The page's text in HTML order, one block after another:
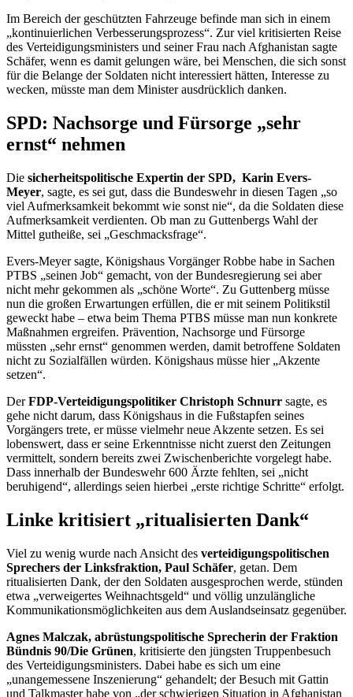
Im Bereich der geschützten Fahrzeuge befinde man sich in einem
„kontinuierlichen Verbesserungsprozess“. Zur viel kritisierten Reise
des Verteidigungsministers und seiner Frau nach Afghanistan sagte
Schäfer, wenn es damit gelungen wäre, bei Menschen, die sich sonst
für die Belange der Soldaten nicht interessiert hätten, Interesse zu
wecken, müsste man dem Minister ausdrücklich danken.
SPD: Nachsorge und Fürsorge „sehr
ernst“ nehmen
Die sicherheitspolitische Expertin der SPD, Karin Evers-
Meyer, sagte, es sei gut, dass die Bundeswehr in diesen Tagen „so
viel Aufmerksamkeit bekommt wie sonst nie“, da die Soldaten diese
Aufmerksamkeit verdienten. Ob man zu Guttenbergs Wahl der
Mittel gutheiße, sei „Geschmacksfrage“.
Evers-Meyer sagte, Königshaus Vorgänger Robbe habe in Sachen
PTBS „seinen Job“ gemacht, von der Bundesregierung sei aber
nicht mehr gekommen als „schöne Worte“. Zu Guttenberg müsse
nun die großen Erwartungen erfüllen, die er mit seinem Politikstil
geweckt habe – etwa beim Thema PTBS müsse man nun konkrete
Maßnahmen ergreifen. Prävention, Nachsorge und Fürsorge
müssten „sehr ernst“ genommen werden, damit betroffene Soldaten
nicht zu Sozialfällen würden. Königshaus müsse hier „Akzente
setzen“.
DerFDP-Verteidigungspolitiker Christoph Schnurr sagte, es
gehe nicht darum, dass Königshaus in die Fußstapfen seines
Vorgängers trete, er müsse vielmehr neue Akzente setzen. Es sei
lobenswert, dass er seine Erkenntnisse nicht zuerst den Zeitungen
vermittelt, sondern bereits zwei Zwischenberichte vorgelegt habe.
Dass innerhalb der Bundeswehr 600 Ärzte fehlten, sei „nicht
beruhigend“, allerdings seien hierbei „erste richtige Schritte“ erfolgt.
Linke kritisiert „ritualisierten Dank“
Viel zu wenig wurde nach Ansicht des verteidigungspolitischen
Sprechers der Linksfraktion, Paul Schäfer, getan. Dem
ritualisierten Dank, der den Soldaten ausgesprochen werde, stünden
etwa „verweigertes Weihnachtsgeld“ und völlig unzulängliche
Kommunikationsmöglichkeiten aus dem Auslandseinsatz gegenüber.
Agnes Malczak, abrüstungspolitische Sprecherin der Fraktion
Bündnis 90/Die Grünen, kritisierte den jüngsten Truppenbesuch
des Verteidigungsministers. Dabei habe es sich um eine
„unangemessene Inszenierung“ gehandelt; der Besuch mit Gattin
und Talkmaster habe von „der schwierigen Situation in Afghanistan